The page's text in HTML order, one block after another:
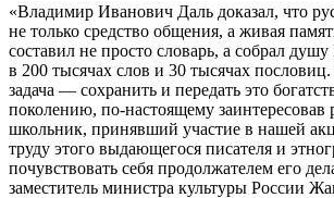
«Владимир Иванович Даль доказал, что
не только средство общения, а живая
составил не просто словарь, а собрал душу
в 200 тысячах слов и 30 тысячах
задача — сохранить и передать это
поколению, по-настоящему заинтересовав
школьник, принявший участие в нашей
труду этого выдающегося писателя и
почувствовать себя продолжателем его
заместитель министра культуры России